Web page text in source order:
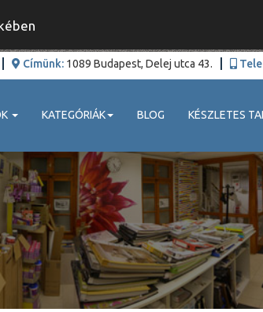
Címünk: 1089 Budapest, Delej utca 43.
KATEGÓRIÁK BLOG KÉSZLETES